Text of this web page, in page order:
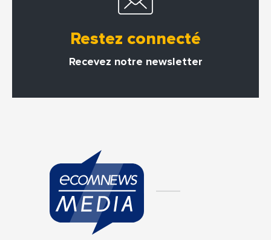
Restez connecté
Recevez notre newsletter